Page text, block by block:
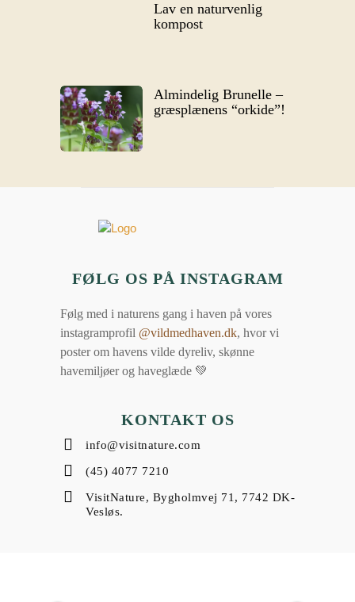
Lav en naturvenlig
kompost
Almindelig Brunelle –
græsplænens “orkide”!
FØLG OS PÅ INSTAGRAM
Følg med i naturens gang i haven på vores
instagramprofil @vildmedhaven.dk, hvor vi
poster om havens vilde dyreliv, skønne
havemiljøer og haveglæde 💚
KONTAKT OS
info@visitnature.com
(45) 4077 7210
VisitNature, Bygholmvej 71, 7742 DK-
Vesløs.